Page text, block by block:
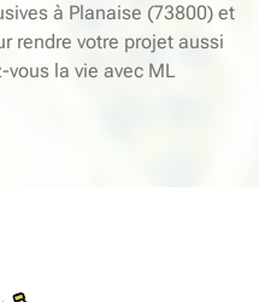
à Planaise (73800) et
rendre votre projet aussi
la vie avec ML